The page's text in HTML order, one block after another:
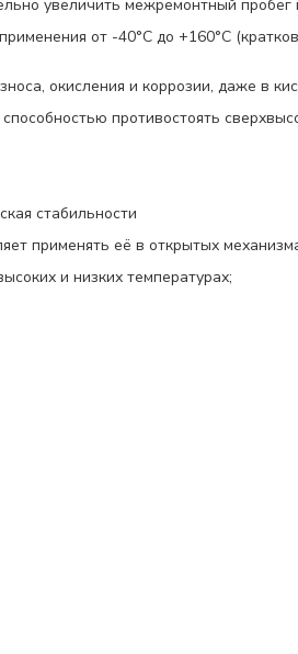
увеличить межремонтный
от -40°С до +160°С
окисления и коррозии, даже в
противостоять
стабильности
применять её в открытых
и низких температурах;